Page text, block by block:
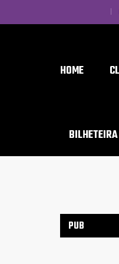
HOME
BILHETEIRA
PUB